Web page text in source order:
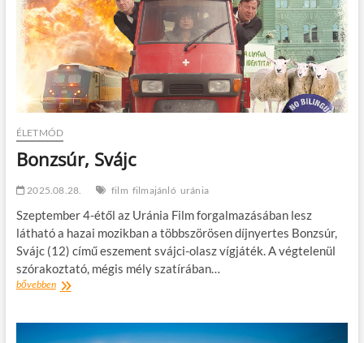
„Civil
Nihil”
live
session
ÉLETMÓD
Bonzsúr, Svájc
2025.08.28. film filmajánló uránia
Szeptember 4-étől az Uránia Film forgalmazásában lesz
látható a hazai mozikban a többszörösen díjnyertes Bonzsúr,
Svájc (12) című eszement svájci-olasz vígjáték. A végtelenül
szórakoztató, mégis mély szatírában…
bővebbenBonzsúr,